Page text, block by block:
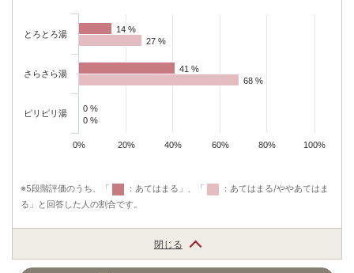
14 %
14 %
41 %
41 %
0 %
0 %
27 %
27 %
68 %
68 %
0 %
0 %
0% 20% 40% 60% 80% 100%
とろとろ湯
さらさら湯
ピリピリ湯
※5段階評価のうち、「 ：あてはまる」、「
：あてはまる/ややあてはま
る」と回答した人の割合です。
閉じる